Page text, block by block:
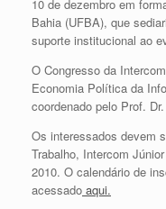
10 de dezembro em
Bahia (UFBA), que
suporte institucional ao
O Congresso da
Economia Política da
coordenado pelo Prof.
Os interessados devem
Trabalho, Intercom
2010. O calendário de
acessado aqui.